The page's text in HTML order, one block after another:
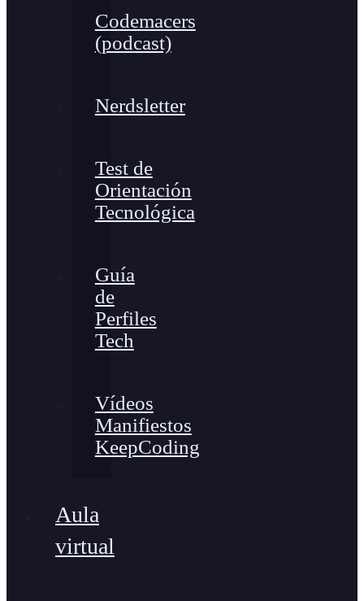
Codemacers
(podcast)
Nerdsletter
Test de
Orientación
Tecnológica
Guía
de
Perfiles
Tech
Vídeos
Manifiestos
KeepCoding
Aula
virtual